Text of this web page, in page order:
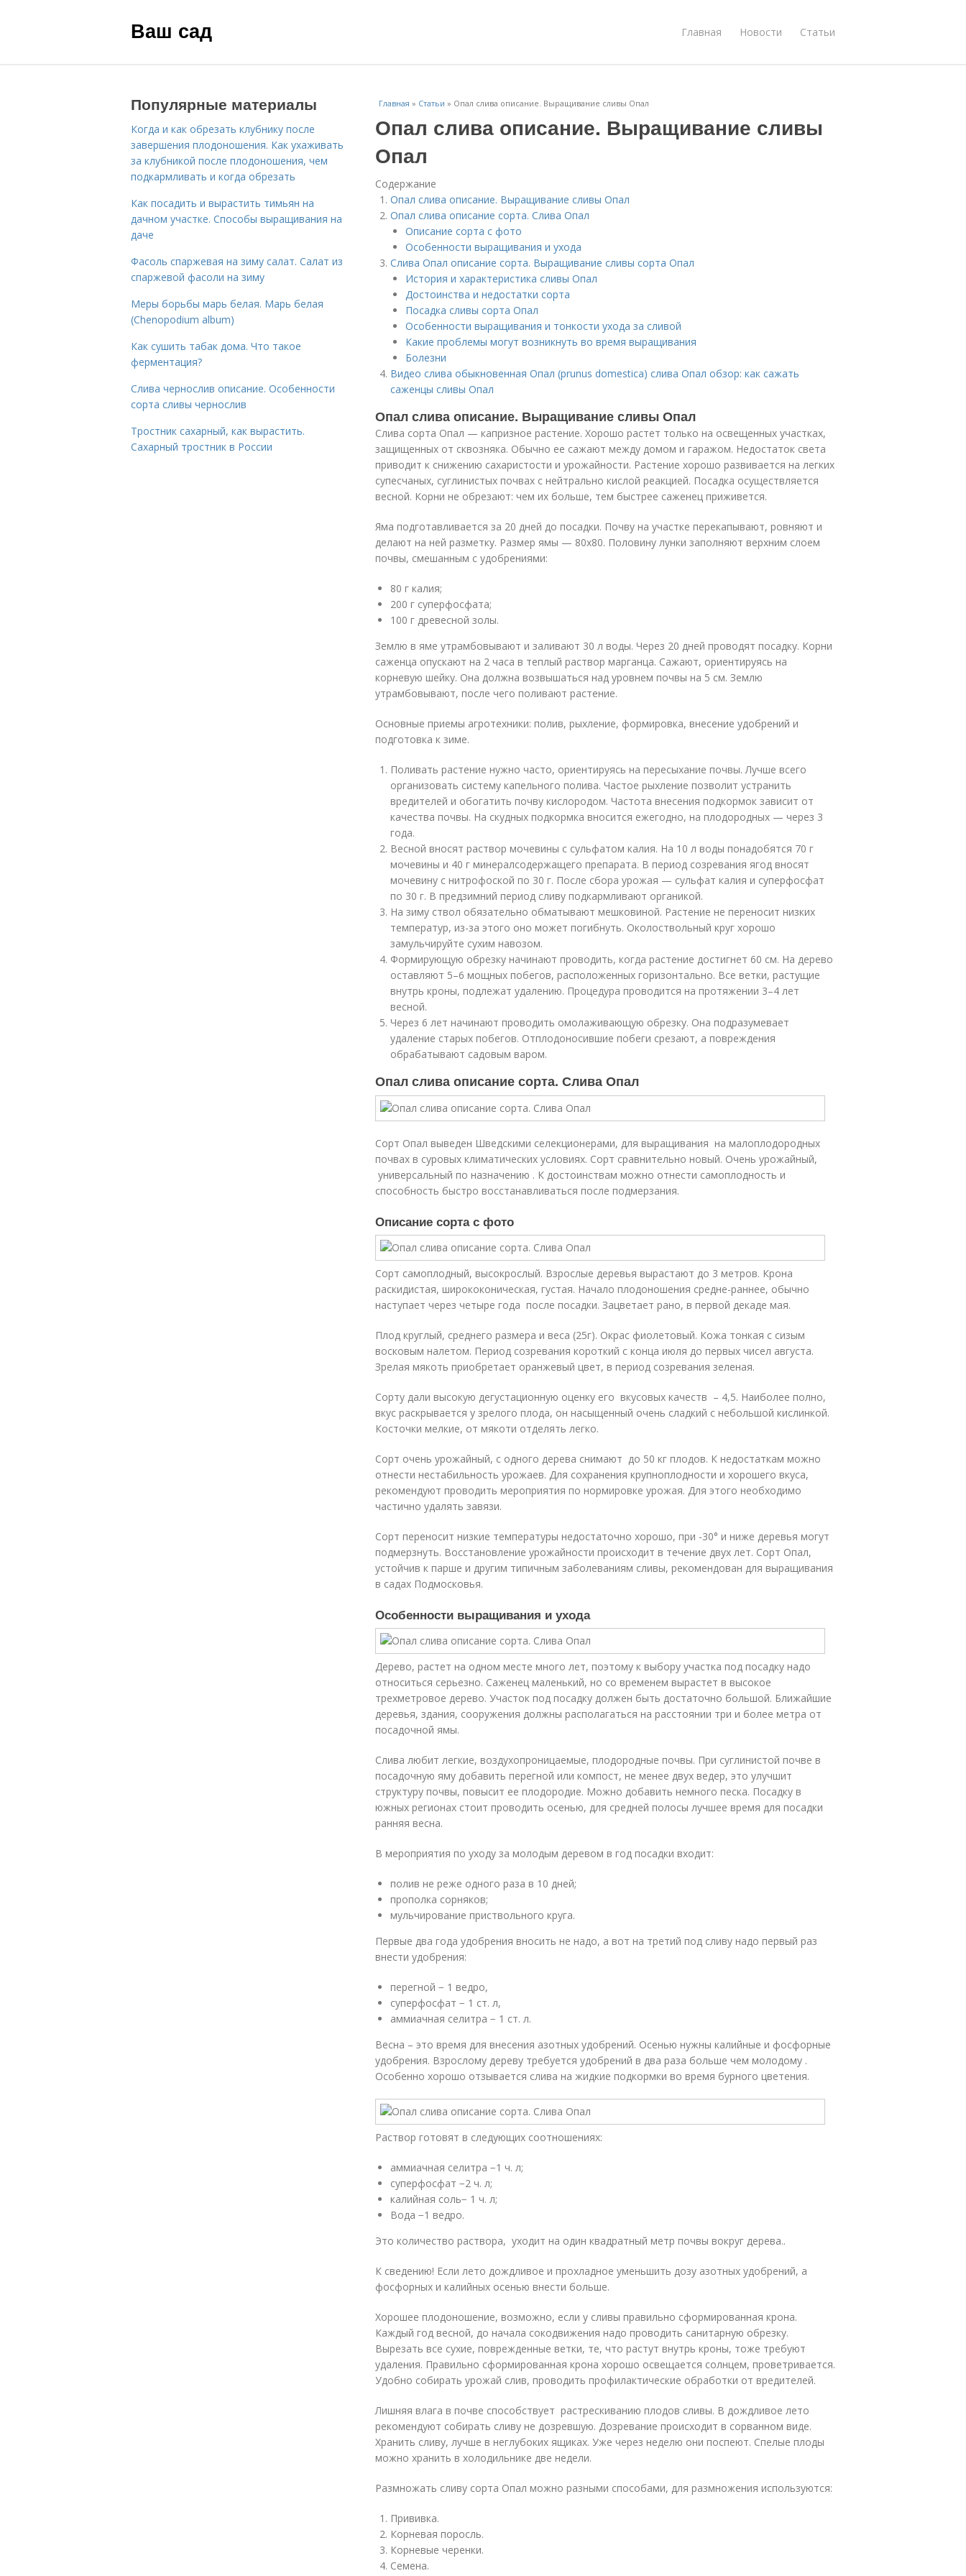
Ваш сад Главная Новости Статьи
Главная » Статьи » Опал слива описание. Выращивание сливы Опал
Опал слива описание. Выращивание сливы
Опал
Содержание
Опал слива описание. Выращивание сливы Опал
Опал слива описание сорта. Слива Опал
Описание сорта с фото
Особенности выращивания и ухода
Слива Опал описание сорта. Выращивание сливы сорта Опал
История и характеристика сливы Опал
Достоинства и недостатки сорта
Посадка сливы сорта Опал
Особенности выращивания и тонкости ухода за сливой
Какие проблемы могут возникнуть во время выращивания
Болезни
Видео слива обыкновенная Опал (prunus domestica) слива Опал обзор: как сажать
саженцы сливы Опал
Опал слива описание. Выращивание сливы Опал
Слива сорта Опал — капризное растение. Хорошо растет только на освещенных участках,
защищенных от сквозняка. Обычно ее сажают между домом и гаражом. Недостаток света
приводит к снижению сахаристости и урожайности. Растение хорошо развивается на легких
супесчаных, суглинистых почвах с нейтрально кислой реакцией. Посадка осуществляется
весной. Корни не обрезают: чем их больше, тем быстрее саженец приживется.
Яма подготавливается за 20 дней до посадки. Почву на участке перекапывают, ровняют и
делают на ней разметку. Размер ямы — 80х80. Половину лунки заполняют верхним слоем
почвы, смешанным с удобрениями:
80 г калия;
200 г суперфосфата;
100 г древесной золы.
Землю в яме утрамбовывают и заливают 30 л воды. Через 20 дней проводят посадку. Корни
саженца опускают на 2 часа в теплый раствор марганца. Сажают, ориентируясь на
корневую шейку. Она должна возвышаться над уровнем почвы на 5 см. Землю
утрамбовывают, после чего поливают растение.
Основные приемы агротехники: полив, рыхление, формировка, внесение удобрений и
подготовка к зиме.
Поливать растение нужно часто, ориентируясь на пересыхание почвы. Лучше всего
организовать систему капельного полива. Частое рыхление позволит устранить
вредителей и обогатить почву кислородом. Частота внесения подкормок зависит от
качества почвы. На скудных подкормка вносится ежегодно, на плодородных — через 3
года.
Весной вносят раствор мочевины с сульфатом калия. На 10 л воды понадобятся 70 г
мочевины и 40 г минералсодержащего препарата. В период созревания ягод вносят
мочевину с нитрофоской по 30 г. После сбора урожая — сульфат калия и суперфосфат
по 30 г. В предзимний период сливу подкармливают органикой.
На зиму ствол обязательно обматывают мешковиной. Растение не переносит низких
температур, из-за этого оно может погибнуть. Околоствольный круг хорошо
замульчируйте сухим навозом.
Формирующую обрезку начинают проводить, когда растение достигнет 60 см. На дерево
оставляют 5–6 мощных побегов, расположенных горизонтально. Все ветки, растущие
внутрь кроны, подлежат удалению. Процедура проводится на протяжении 3–4 лет
весной.
Через 6 лет начинают проводить омолаживающую обрезку. Она подразумевает
удаление старых побегов. Отплодоносившие побеги срезают, а повреждения
обрабатывают садовым варом.
Опал слива описание сорта. Слива Опал
Сорт Опал выведен Шведскими селекционерами, для выращивания на малоплодородных
почвах в суровых климатических условиях. Сорт сравнительно новый. Очень урожайный,
универсальный по назначению . К достоинствам можно отнести самоплодность и
способность быстро восстанавливаться после подмерзания.
Описание сорта с фото
Сорт самоплодный, высокрослый. Взрослые деревья вырастают до 3 метров. Крона
раскидистая, ширококоническая, густая. Начало плодоношения средне-раннее, обычно
наступает через четыре года после посадки. Зацветает рано, в первой декаде мая.
Плод круглый, среднего размера и веса (25г). Окрас фиолетовый. Кожа тонкая с сизым
восковым налетом. Период созревания короткий с конца июля до первых чисел августа.
Зрелая мякоть приобретает оранжевый цвет, в период созревания зеленая.
Сорту дали высокую дегустационную оценку его вкусовых качеств – 4,5. Наиболее полно,
вкус раскрывается у зрелого плода, он насыщенный очень сладкий с небольшой кислинкой.
Косточки мелкие, от мякоти отделять легко.
Сорт очень урожайный, с одного дерева снимают до 50 кг плодов. К недостаткам можно
отнести нестабильность урожаев. Для сохранения крупноплодности и хорошего вкуса,
рекомендуют проводить мероприятия по нормировке урожая. Для этого необходимо
частично удалять завязи.
Сорт переносит низкие температуры недостаточно хорошо, при -30° и ниже деревья могут
подмерзнуть. Восстановление урожайности происходит в течение двух лет. Сорт Опал,
устойчив к парше и другим типичным заболеваниям сливы, рекомендован для выращивания
в садах Подмосковья.
Особенности выращивания и ухода
Дерево, растет на одном месте много лет, поэтому к выбору участка под посадку надо
относиться серьезно. Саженец маленький, но со временем вырастет в высокое
трехметровое дерево. Участок под посадку должен быть достаточно большой. Ближайшие
деревья, здания, сооружения должны располагаться на расстоянии три и более метра от
посадочной ямы.
Слива любит легкие, воздухопроницаемые, плодородные почвы. При суглинистой почве в
посадочную яму добавить перегной или компост, не менее двух ведер, это улучшит
структуру почвы, повысит ее плодородие. Можно добавить немного песка. Посадку в
южных регионах стоит проводить осенью, для средней полосы лучшее время для посадки
ранняя весна.
В мероприятия по уходу за молодым деревом в год посадки входит:
полив не реже одного раза в 10 дней;
прополка сорняков;
мульчирование приствольного круга.
Первые два года удобрения вносить не надо, а вот на третий под сливу надо первый раз
внести удобрения:
перегной − 1 ведро,
суперфосфат − 1 ст. л,
аммиачная селитра − 1 ст. л.
Весна – это время для внесения азотных удобрений. Осенью нужны калийные и фосфорные
удобрения. Взрослому дереву требуется удобрений в два раза больше чем молодому .
Особенно хорошо отзывается слива на жидкие подкормки во время бурного цветения.
Раствор готовят в следующих соотношениях:
аммиачная селитра −1 ч. л;
суперфосфат −2 ч. л;
калийная соль− 1 ч. л;
Вода −1 ведро.
Это количество раствора, уходит на один квадратный метр почвы вокруг дерева..
К сведению! Если лето дождливое и прохладное уменьшить дозу азотных удобрений, а
фосфорных и калийных осенью внести больше.
Хорошее плодоношение, возможно, если у сливы правильно сформированная крона.
Каждый год весной, до начала сокодвижения надо проводить санитарную обрезку.
Вырезать все сухие, поврежденные ветки, те, что растут внутрь кроны, тоже требуют
удаления. Правильно сформированная крона хорошо освещается солнцем, проветривается.
Удобно собирать урожай слив, проводить профилактические обработки от вредителей.
Лишняя влага в почве способствует растрескиванию плодов сливы. В дождливое лето
рекомендуют собирать сливу не дозревшую. Дозревание происходит в сорванном виде.
Хранить сливу, лучше в неглубоких ящиках. Уже через неделю они поспеют. Спелые плоды
можно хранить в холодильнике две недели.
Размножать сливу сорта Опал можно разными способами, для размножения используются:
Прививка.
Корневая поросль.
Корневые черенки.
Семена.
Популярные материалы
Когда и как обрезать клубнику после
завершения плодоношения. Как ухаживать
за клубникой после плодоношения, чем
подкармливать и когда обрезать
Как посадить и вырастить тимьян на
дачном участке. Способы выращивания на
даче
Фасоль спаржевая на зиму салат. Салат из
спаржевой фасоли на зиму
Меры борьбы марь белая. Марь белая
(Chenopodium album)
Как сушить табак дома. Что такое
ферментация?
Слива чернослив описание. Особенности
сорта сливы чернослив
Тростник сахарный, как вырастить.
Сахарный тростник в России